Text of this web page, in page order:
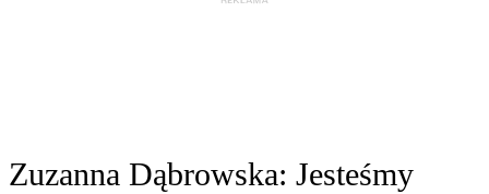
Zuzanna Dąbrowska: Jesteśmy